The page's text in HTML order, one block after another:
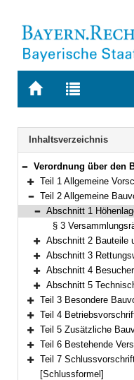
Zur
BAYERN.RECHT
Zur
letzten
Suche
Navigation
Inhaltsverzeichnis
Bereich reduzieren
Verordnung über den Bau und Betrieb von Versammlungsstätten
Bereich erweitern
Teil 1 Allgemeine
Bereich reduzieren
Teil 2 Allgemeine
Bereich reduzieren
Abschnitt 1
§ 3
Bereich erweitern
Abschnitt 2 Bauteile
Bereich erweitern
Abschnitt 3
Bereich erweitern
Abschnitt 4
Bereich erweitern
Abschnitt 5 Technische
Bereich erweitern
Teil 3 Besondere
Bereich erweitern
Teil 4
Bereich erweitern
Teil 5 Zusätzliche
Bereich erweitern
Teil 6 Bestehende
Bereich erweitern
Teil 7
[Schlussformel]